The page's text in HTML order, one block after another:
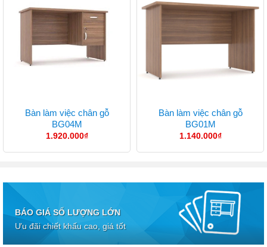
Bàn làm việc chân gỗ
BG04M
1.920.000₫
Bàn làm việc chân gỗ
BG01M
1.140.000₫
BÁO GIÁ SỐ LƯỢNG LỚN
Ưu đãi chiết khấu cao, giá tốt